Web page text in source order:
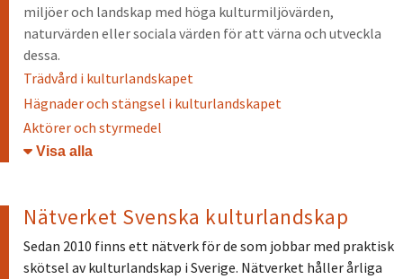
miljöer och landskap med höga kulturmiljövärden,
naturvärden eller sociala värden för att värna och utveckla
dessa.
Trädvård i kulturlandskapet
Hägnader och stängsel i kulturlandskapet
Aktörer och styrmedel
Öppna/stäng
Nätverket Svenska kulturlandskap
Sedan 2010 finns ett nätverk för de som jobbar med praktisk
skötsel av kulturlandskap i Sverige. Nätverket håller årliga